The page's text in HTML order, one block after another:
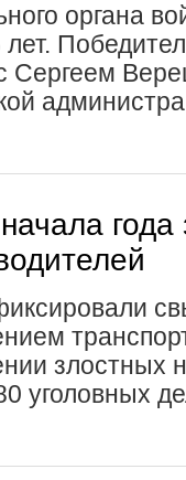
органа
Сергеем
злостных
уголовных